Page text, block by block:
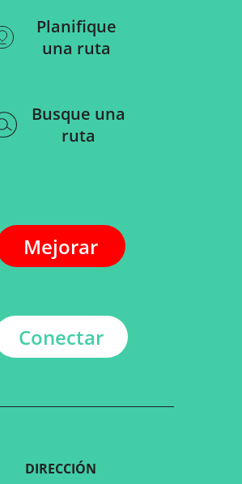
Planifique
una ruta
Busque una
ruta
Mejorar
Conectar
DIRECCIÓN